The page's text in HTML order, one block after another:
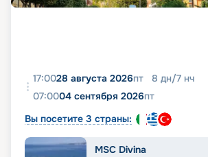
17:0028 августа 2026пт 8 дн/7 нч
07:0004 сентября 2026пт
Вы посетите 3 страны:
MSC Divina